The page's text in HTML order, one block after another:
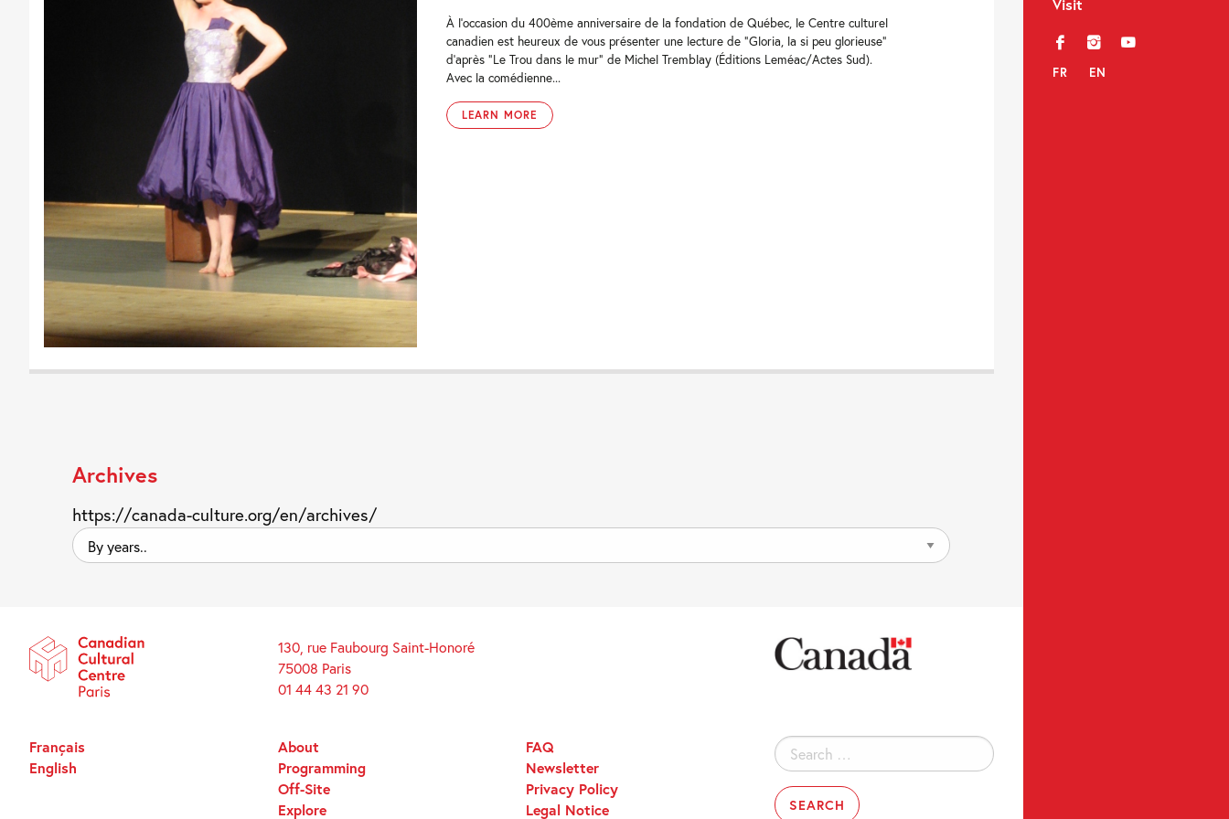
Visit
f i y
FR EN
À l’occasion du 400ème anniversaire de la fondation de Québec, le Centre culturel
canadien est heureux de vous présenter une lecture de “Gloria, la si peu glorieuse”
d’après “Le Trou dans le mur” de Michel Tremblay (Éditions Leméac/Actes Sud).
Avec la comédienne...
LEARN MORE
Archives
https://canada-culture.org/en/archives/
By
years..
130, rue Faubourg Saint-Honoré
75008 Paris
01 44 43 21 90
Search
for:
About
Programming
Off-Site
Explore
FAQ
Newsletter
Privacy Policy
Legal Notice
Français
English